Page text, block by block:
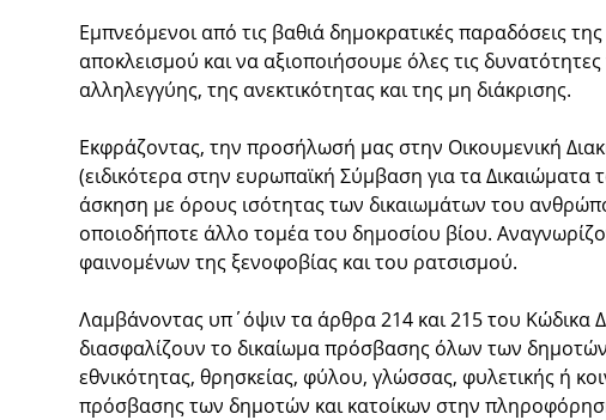
Εμπνεόμενοι από τις βαθιά δημοκρατικές παραδόσεις
αποκλεισμού και να αξιοποιήσουμε όλες τις
αλληλεγγύης, της ανεκτικότητας και της μη διάκρισης.
Εκφράζοντας, την προσήλωσή μας στην Οικουμενική
(ειδικότερα στην ευρωπαϊκή Σύμβαση για τα
άσκηση με όρους ισότητας των δικαιωμάτων του
οποιοδήποτε άλλο τομέα του δημοσίου βίου.
φαινομένων της ξενοφοβίας και του ρατσισμού.
Λαμβάνοντας υπ΄όψιν τα άρθρα 214 και 215 του Κώδικα
διασφαλίζουν το δικαίωμα πρόσβασης όλων των
εθνικότητας, θρησκείας, φύλου, γλώσσας, φυλετικής ή
πρόσβασης των δημοτών και κατοίκων στην